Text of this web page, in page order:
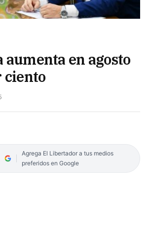
en agosto
ciento
Agrega El Libertador a tus medios
preferidos en Google